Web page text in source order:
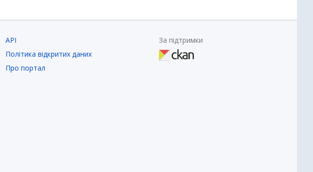
API
Політика відкритих даних
Про портал
За підтримки